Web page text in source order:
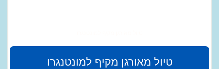
טיול מאורגן מקיף למונטנגרו